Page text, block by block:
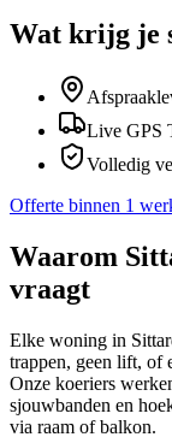
Wat krijg je
Live GPS
Volledig
Offerte binnen 1
Waarom
vraagt
Elke woning in
trappen, geen lift, of
Onze koeriers
sjouwbanden en
via raam of balkon.